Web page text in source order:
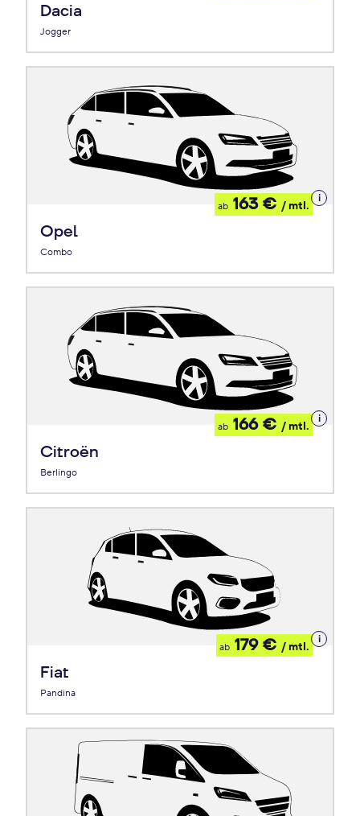
Dacia
Jogger
Opel
Combo
ab 163 € / mtl.
Details
zum
Citroën
Berlingo
ab 166 € / mtl.
Details
zum
Fiat
Pandina
ab 179 € / mtl.
Details
zum